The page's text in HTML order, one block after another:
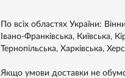
По всіх областях України:
Івано-Франківська, Київська,
Тернопільська, Харківська,
Якщо умови доставки не